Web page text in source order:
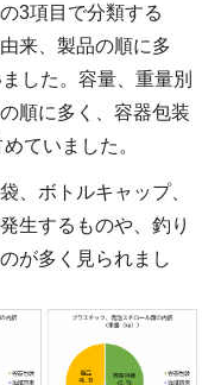
3項目で分類する
来、製品の順に多
した。容量、重量別
順に多く、容器包装
ていました。
、ボトルキャップ、
生するものや、釣り
が多く見られまし